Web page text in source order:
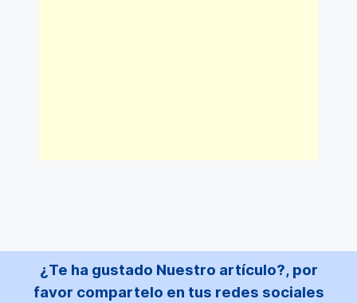
¿Te ha gustado Nuestro artículo?, por
favor compartelo en tus redes sociales